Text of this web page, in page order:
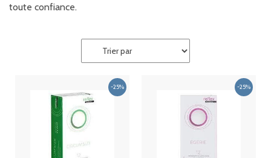
toute confiance.